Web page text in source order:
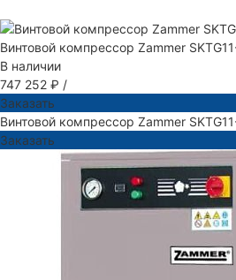
Винтовой компрессор Zammer
В наличии
747 252 ₽ /
Заказать
Винтовой компрессор Zammer
Заказать